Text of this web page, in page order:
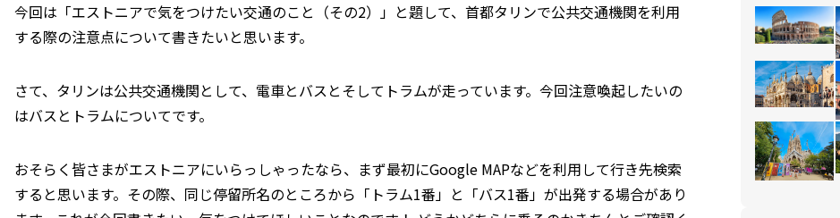
今回は「エストニアで気をつけたい交通のこと（その2）」と題して、首都タリンで公共交通機関を利用
する際の注意点について書きたいと思います。
さて、タリンは公共交通機関として、電車とバスとそしてトラムが走っています。今回注意喚起したいの
はバスとトラムについてです。
おそらく皆さまがエストニアにいらっしゃったなら、まず最初にGoogle MAPなどを利用して行き先検索
すると思います。その際、同じ停留所名のところから「トラム1番」と「バス1番」が出発する場合があり